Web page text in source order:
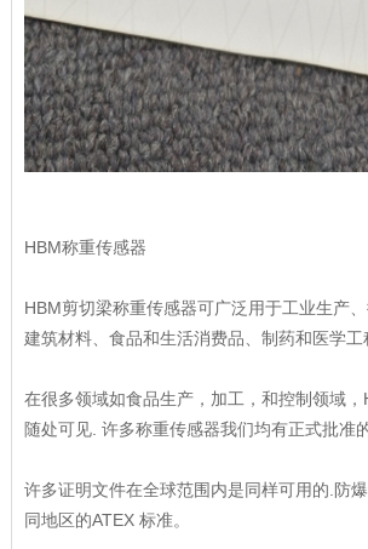
HBM称重传感器
HBM剪切梁称重传感器可广泛用于工业生产
建筑材料、食品和生活消费品、制药和医学工
在很多领域如食品生产，加工，和控制领域
随处可见. 许多称重传感器我们均有正式批准
许多证明文件在全球范围内是同样可用的.防
同地区的ATEX 标准。